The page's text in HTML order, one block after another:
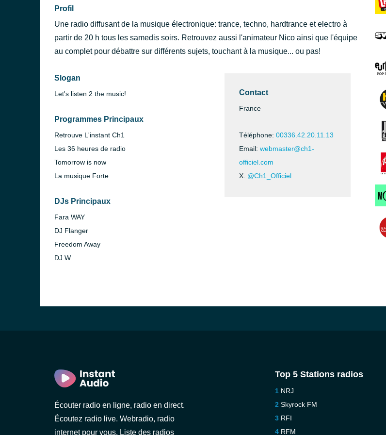
Profil
Une radio diffusant de la musique électronique: trance, techno, hardtrance et electro à
partir de 20 h tous les samedis soirs. Retrouvez aussi l'animateur Nico ainsi que l'équipe
au complet pour débattre sur différents sujets, touchant à la musique... ou pas!
Slogan
Let's listen 2 the music!
Programmes Principaux
Retrouve L'instant Ch1
Les 36 heures de radio
Tomorrow is now
La musique Forte
DJs Principaux
Fara WAY
DJ Flanger
Freedom Away
DJ W
Contact
France
Téléphone: 00336.42.20.11.13
Email: webmaster@ch1-
officiel.com
X: @Ch1_Officiel
Écouter radio en ligne, radio en direct.
Écoutez radio live. Webradio, radio
internet pour vous. Liste des radios
Top 5 Stations radios
NRJ
Skyrock FM
RFI
RFM